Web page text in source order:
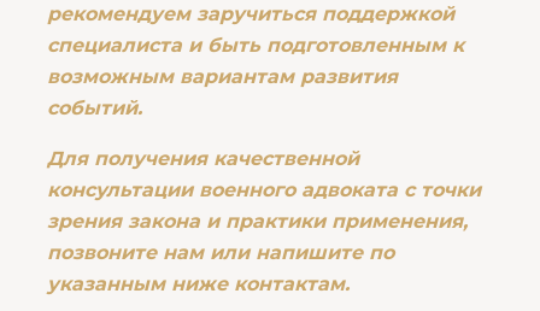
рекомендуем заручиться поддержкой
специалиста и быть подготовленным к
возможным вариантам развития
событий.
Для получения качественной
консультации военного адвоката с точки
зрения закона и практики применения,
позвоните нам или напишите по
указанным ниже контактам.